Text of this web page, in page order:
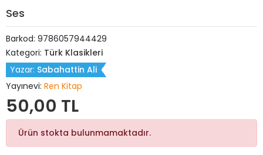
Ses
Barkod: 9786057944429
Kategori: Türk Klasikleri
Yazar: Sabahattin Ali
Yayınevi: Ren Kitap
50,00 TL
Ürün stokta bulunmamaktadır.